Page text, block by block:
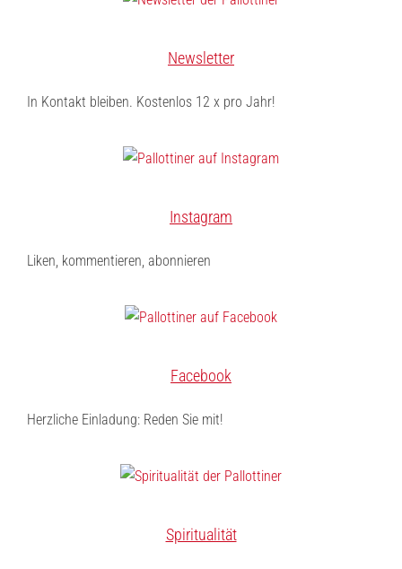
Newsletter
In Kontakt bleiben. Kostenlos 12 x pro Jahr!
Instagram
Liken, kommentieren, abonnieren
Facebook
Herzliche Einladung: Reden Sie mit!
Spiritualität